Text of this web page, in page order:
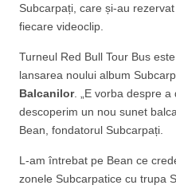
Subcarpați, care și-au
fiecare videoclip.
Turneul Red Bull Tour Bus
lansarea noului album
Balcanilor. „E vorba despre
descoperim un nou sunet
Bean, fondatorul Subcarpați.
L-am întrebat pe Bean ce
zonele Subcarpatice cu trupa